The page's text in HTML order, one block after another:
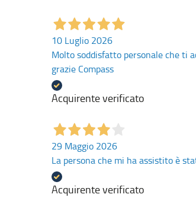
10 Luglio 2026
Molto soddisfatto personale che ti
grazie Compass
Acquirente verificato
29 Maggio 2026
La persona che mi ha assistito è
Acquirente verificato